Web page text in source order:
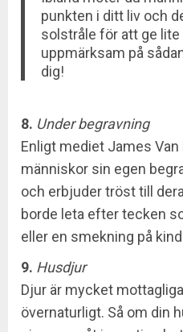
punkten i ditt liv och
solstråle för att ge lite
uppmärksam på
dig!
8. Under begravning
Enligt mediet James Van
människor sin egen
och erbjuder tröst till
borde leta efter tecken
eller en smekning på
9. Husdjur
Djur är mycket
övernaturligt. Så om din